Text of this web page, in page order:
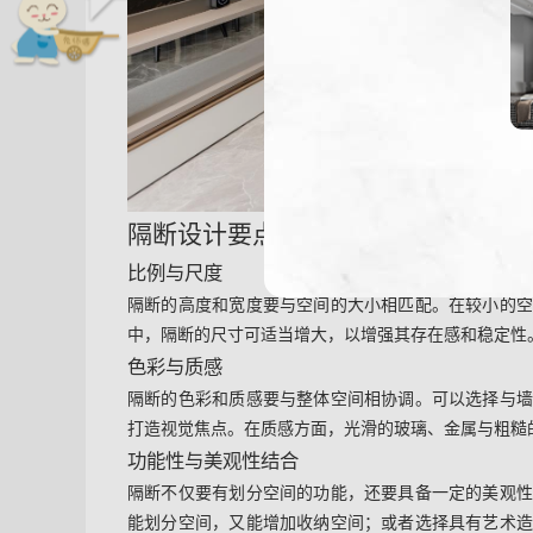
隔断设计要点
比例与尺度
隔断的高度和宽度要与空间的大小相匹配。在较小的
中，隔断的尺寸可适当增大，以增强其存在感和稳定性
色彩与质感
隔断的色彩和质感要与整体空间相协调。可以选择与
打造视觉焦点。在质感方面，光滑的玻璃、金属与粗
功能性与美观性结合
隔断不仅要有划分空间的功能，还要具备一定的美观
能划分空间，又能增加收纳空间；或者选择具有艺术